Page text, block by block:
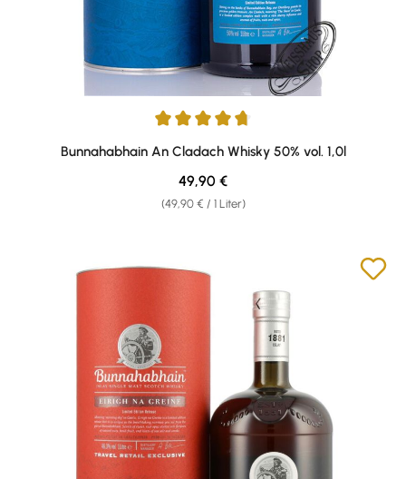
Durchschnittliche Bewertung von 4.79 von 5 Sternen
Bunnahabhain An Cladach Whisky 50% vol. 1,0l
(49,90 € / 1 Liter)
Regulärer Preis:
49,90 €